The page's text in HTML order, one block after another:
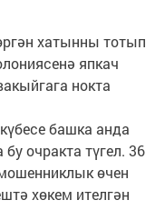
хатынны тотып
япкач
нокта
башка анда
очракта түгел. 36
өчен
хөкем ителгән